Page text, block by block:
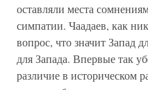
оставляли места
симпатии. Чаадаев, как
вопрос, что значит Запад
для Запада. Впервые так
различие в историческом